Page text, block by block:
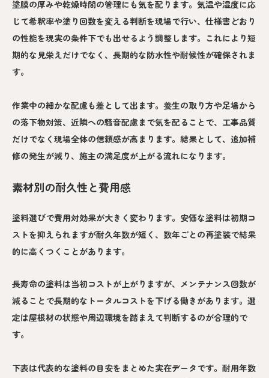
塗膜の厚みや乾燥時間の管理にも気を配ります。気温や湿度に応
じて希釈率や塗り回数を変える判断を現場で行い、仕様書どおり
の性能を現実の条件下でも出せるよう調整します。これにより短
期的な見栄えだけでなく、長期的な防水性や耐候性が確保されま
す。
作業中の細かな配慮も差として出ます。養生の取り方や足場から
の落下物対策、近隣への騒音配慮まで気を配ることで、工事品質
だけでなく現場全体の信頼感が高まります。結果として、追加補
修の発生が減り、施主の満足度が上がる流れになります。
素材別の耐久性と費用感
塗料選びで費用対効果が大きく変わります。安価な塗料は初期コ
ストを抑えられますが耐久年数が短く、数年ごとの再塗装で結果
的に高くつくことがあります。
長寿命の塗料は当初コストが上がりますが、メンテナンス回数が
減ることで長期的なトータルコストを下げる働きがあります。選
定は屋根材の状態や周辺環境を踏まえて判断するのが合理的で
す。
下表は代表的な塗料の目安をまとめた実在データです。耐用年数